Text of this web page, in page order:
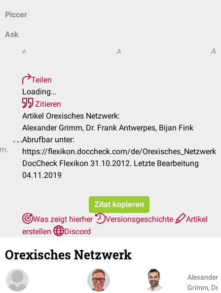
Piccer
Ask
A A A
Teilen
Loading...
Zitieren
Artikel Orexisches Netzwerk:
Alexander Grimm, Dr. Frank Antwerpes, Bijan Fink
Abrufbar unter:
https://flexikon.doccheck.com/de/Orexisches_Netzwerk
DocCheck Flexikon 31.10.2012. Letzte Bearbeitung
04.11.2019
Zitat kopieren
Was zeigt hierher
Versionsgeschichte
Artikel
erstellen
Discord
Orexisches Netzwerk
Alexander
Grimm, Dr.